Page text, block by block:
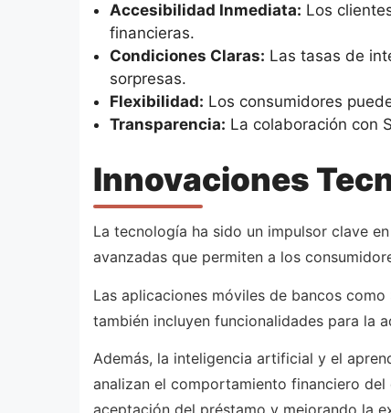
Accesibilidad Inmediata: Los
financieras.
Condiciones Claras: Las tasas de
sorpresas.
Flexibilidad: Los consumidores
Transparencia: La colaboración con
Innovaciones
La tecnología ha sido un impulsor clave
avanzadas que permiten a los
Las aplicaciones móviles de bancos
también incluyen funcionalidades para la
Además, la inteligencia artificial y el
analizan el comportamiento financiero